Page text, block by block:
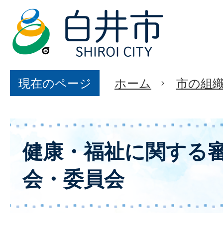
現在のページ ホーム 市の組
健康・福祉に関する
会・委員会